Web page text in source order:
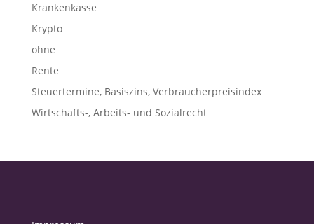
Krankenkasse
Krypto
ohne
Rente
Steuertermine, Basiszins, Verbraucherpreisindex
Wirtschafts-, Arbeits- und Sozialrecht